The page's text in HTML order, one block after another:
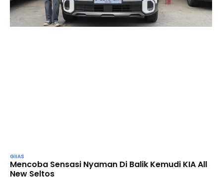
GIIAS
Mencoba Sensasi Nyaman Di Balik Kemudi KIA All
New Seltos